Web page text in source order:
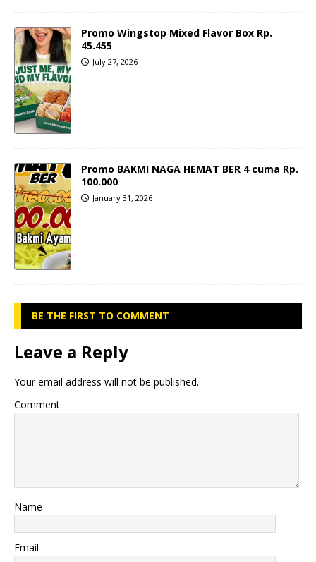
Promo Wingstop Mixed Flavor Box Rp.
45.455
July 27, 2026
Promo BAKMI NAGA HEMAT BER 4 cuma Rp.
100.000
January 31, 2026
BE THE FIRST TO COMMENT
Leave a Reply
Your email address will not be published.
Comment
Name
Email